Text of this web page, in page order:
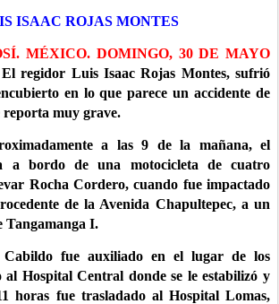
ISAAC ROJAS MONTES
MÉXICO. DOMINGO, 30 DE MAYO
regidor Luis Isaac Rojas Montes, sufrió
en lo que parece un accidente de
reporta muy grave.
a las 9 de la mañana, el
a bordo de una motocicleta de cuatro
Rocha Cordero, cuando fue impactado
de la Avenida Chapultepec, a un
Tangamanga I.
fue auxiliado en el lugar de los
al Hospital Central donde se le estabilizó y
horas fue trasladado al Hospital Lomas,